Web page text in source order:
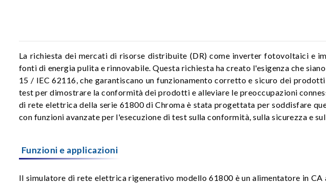
La richiesta dei mercati di risorse distribuite (DR) come inverter fotovoltaici e
fonti di energia pulita e rinnovabile. Questa richiesta ha creato l'esigenza che
15 / IEC 62116, che garantiscano un funzionamento corretto e sicuro dei
test per dimostrare la conformità dei prodotti e alleviare le preoccupazioni
di rete elettrica della serie 61800 di Chroma è stata progettata per soddisfare
con funzioni avanzate per l'esecuzione di test sulla conformità, sulla sicurezza e
Funzioni e applicazioni
Il simulatore di rete elettrica rigenerativo modello 61800 è un alimentatore in